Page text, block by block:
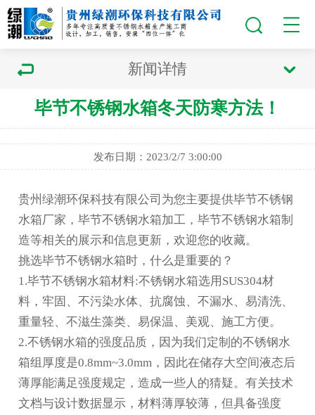
新闻详情
毕节不锈钢水箱冬天防寒方法！
发布日期：2023/2/7 3:00:00
贵州绿潮环保科技有限公司为您主要提供毕节不锈钢
水箱厂家 ，毕节不锈钢水箱加工，毕节不锈钢水箱制
造等相关的展示和信息更新，欢迎您的收藏。
挑选毕节不锈钢水箱时，什么是重要的？
1.毕节不锈钢水箱材料:不锈钢水箱选用SUS304材
料，牢固、不污染水体、抗腐蚀、不漏水、易清洗、
重量轻、不滋生藻类、易保温、美观、施工方便。
2.不锈钢水箱的强度品质，因为我们定制的不锈钢水
箱组厚度是0.8mm~3.0mm，因此在储存大空间液态后
薄厚能满足强度规定，造成一些人的猜疑。有关技术
文档与设计数据显示，材料薄厚较薄，但具备强度